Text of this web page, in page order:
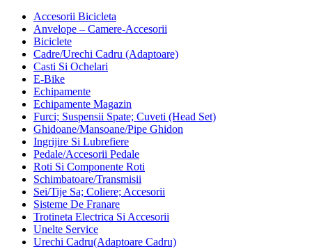
Accesorii Bicicleta
Anvelope – Camere-Accesorii
Biciclete
Cadre/Urechi Cadru (Adaptoare)
Casti Si Ochelari
E-Bike
Echipamente
Echipamente Magazin
Furci; Suspensii Spate; Cuveti (Head Set)
Ghidoane/Mansoane/Pipe Ghidon
Ingrijire Si Lubrefiere
Pedale/Accesorii Pedale
Roti Si Componente Roti
Schimbatoare/Transmisii
Sei/Tije Sa; Coliere; Accesorii
Sisteme De Franare
Trotineta Electrica Si Accesorii
Unelte Service
Urechi Cadru(Adaptoare Cadru)